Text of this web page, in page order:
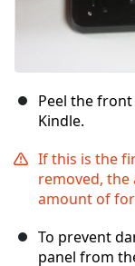
Peel the
Kindle.
If this is the
removed, the
amount of
To prevent
panel from